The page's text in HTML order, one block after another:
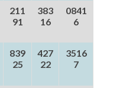
211
91
383
16
0841
6
839
25
427
22
3516
7